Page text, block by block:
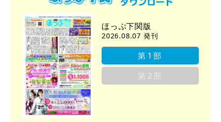
ほっぷ下関版
2026.08.07 発刊
第1部
第2部